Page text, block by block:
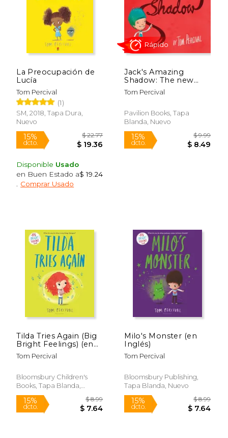
15%
dcto. dcto.
Rápido
La Preocupación de
Lucía
Tom Percival
(1)
SM, 2018, Tapa Dura,
Nuevo
15%
Disponible Usado
en Buen Estado a$ 19.24
Comprar Usado
Jack's Amazing
Shadow: The new
Edition of the
Acclaimed Illustrated
Children Aged 3+ (en
Inglés)
Tom Percival
Pavilion Books, Tapa
Blanda, Nuevo
15%
Rápido
Tilda Tries Again (Big
Bright Feelings) (en
Inglés)
Tom Percival
Bloomsbury Children's
Books, Tapa Blanda,
Nuevo
Milo's Monster (en
Inglés)
Tom Percival
Bloomsbury Publishing,
Tapa Blanda, Nuevo